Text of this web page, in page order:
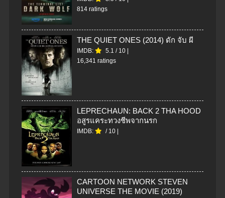
814 ratings
THE QUIET ONES (2014) ดัก จับ ผี
IMDB: 5.1 / 10
16,341 ratings
LEPRECHAUN: BACK 2 THA HOOD
อสูรแคระทวงชีพจากนรก
IMDB: / 10
CARTOON NETWORK STEVEN
UNIVERSE THE MOVIE (2019)